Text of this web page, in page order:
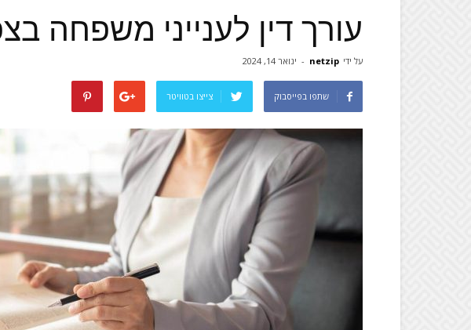
עורך דין לענייני משפחה
על ידי netzip
- ינואר 14, 2024
שתפו בפייסבוק צייצו בטוויטר